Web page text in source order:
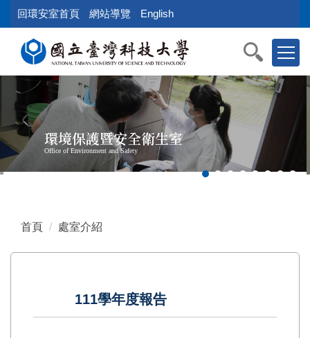
到
內
容
區
塊
回環安室首頁 網站導覽 English
環境保護暨安全衛生室
Office of Environment and Safety
首頁 處室介紹
111學年度報告